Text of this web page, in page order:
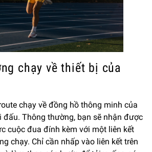
chạy về thiết bị của
chạy về đồng hồ thông minh của
đấu. Thông thường, bạn sẽ nhận được
cuộc đua đính kèm với một liên kết
chạy. Chỉ cần nhấp vào liên kết trên